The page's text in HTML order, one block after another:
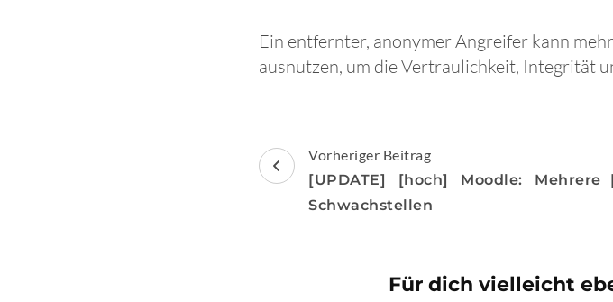
Ein entfernter, anonymer Angreifer kann
ausnutzen, um die Vertraulichkeit, Integrität
Beitragsnavigation
Vorheriger Beitrag
[UPDATE] [hoch] Moodle: Mehrere
Schwachstellen
Für dich vielleicht